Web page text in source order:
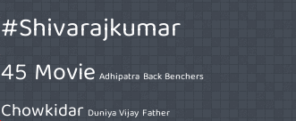
#Shivarajkumar
45 Movie Adhipatra Back Benchers
Chowkidar Duniya Vijay Father